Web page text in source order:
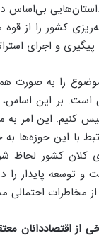
بی‌اساس در
کشور را از
و اجرای
را به صورت
بر این
کنیم. این امر به
با این حوزه‌ها به
کلان کشور لحاظ
توسعه پایدار
مخاطرات احتمالی
از اقتصاددانان